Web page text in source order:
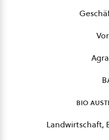
bio
Landwirtschaft,